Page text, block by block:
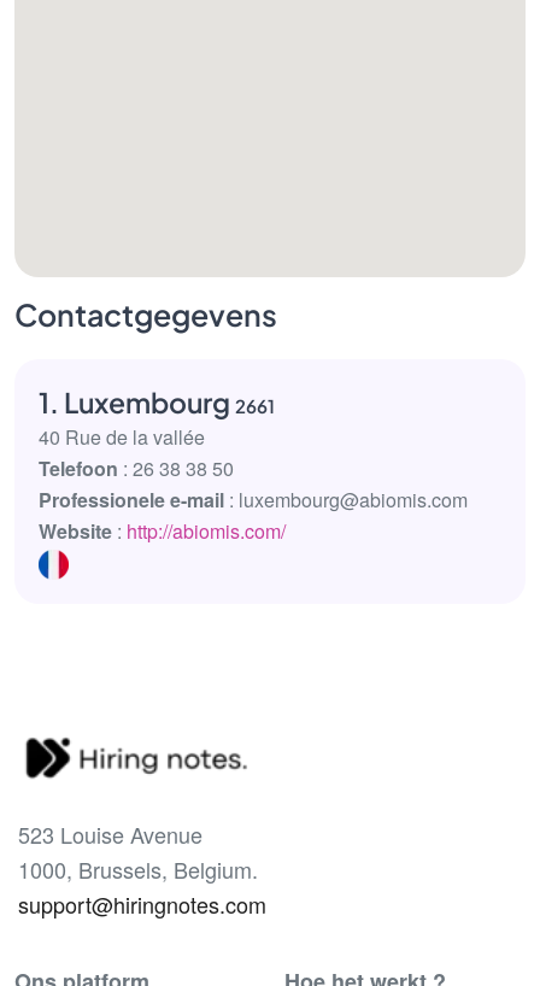
Contactgegevens
1. Luxembourg 2661
40 Rue de la vallée
Telefoon : 26 38 38 50
Professionele e-mail : luxembourg@abiomis.com
Website : http://abiomis.com/
523 Louise Avenue
1000, Brussels, Belgium.
support@hiringnotes.com